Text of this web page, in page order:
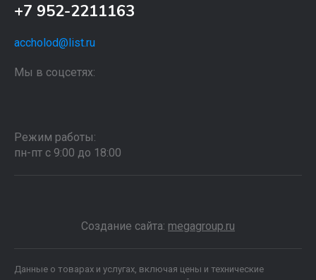
+7 952-2211163
accholod@list.ru
Мы в соцсетях:
Режим работы:
пн-пт с 9:00 до 18:00
Создание сайта: megagroup.ru
Данные о товарах и услугах, включая цены и технические